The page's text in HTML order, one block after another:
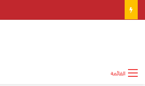
القائمة